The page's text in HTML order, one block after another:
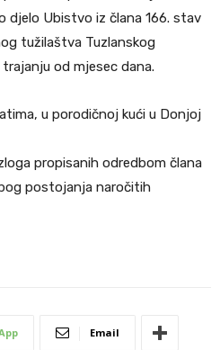
djelo Ubistvo iz člana 166. stav
tužilaštva Tuzlanskog
od mjesec dana.
u porodičnoj kući u Donjoj
propisanih odredbom člana
postojanja naročitih
Email